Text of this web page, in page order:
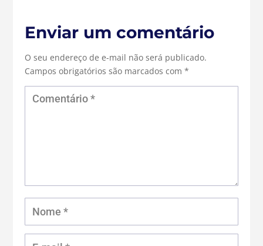
Enviar um comentário
O seu endereço de e-mail não será publicado.
Campos obrigatórios são marcados com*